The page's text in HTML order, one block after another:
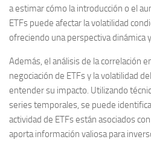
a estimar cómo la introducción o el
ETFs puede afectar la volatilidad
ofreciendo una perspectiva dinámica
Además, el análisis de lacorrelación
negociación de ETFs y la volatilidad
entender su impacto. Utilizando
series temporales, se puede
actividad de ETFs están asociados
aporta información valiosa para